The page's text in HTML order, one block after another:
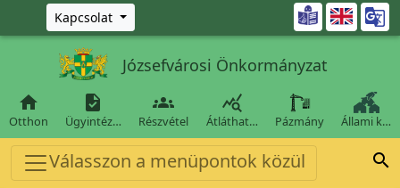
Ugrás a fő tartalomra
Kapcsolat 
Józsefvárosi Önkormányzat

Otthon

Ügyintéz…

Részvétel

Átláthat… Pázmány Állami k…
Válasszon a menüpontok közül 